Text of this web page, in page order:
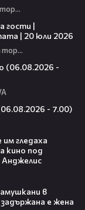
Черешката на тортата
гости |
| 20 юли 2026
Черешката на тортата
(06.08.2026 -
- 7.00)
гледаха
кино под
в
е жена